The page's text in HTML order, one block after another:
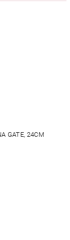
GATE, 24CM